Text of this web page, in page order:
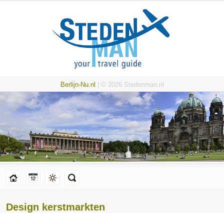
Berlijn-Nu.nl | © 2026 Stedenman.nl
Design kerstmarkten